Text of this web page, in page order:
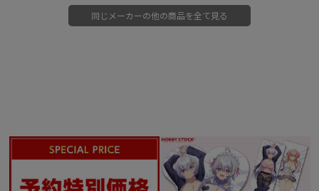
同じメーカーの他の商品を全て見る